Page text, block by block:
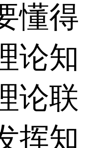
懂得
论知
论联
挥知